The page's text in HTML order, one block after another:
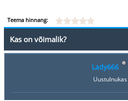
Teema hinnang:
Kas on võimalik?
Lady666
Uustulnukas